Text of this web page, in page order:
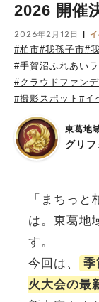
2026 開催
2026年2月12日
#柏市#我孫子市#
#手賀沼ふれあい
#クラウドファン
#撮影スポット #イ
東葛地
グリフ
「まちっ
は。東葛地
す。
今回は、
季
火大会の最